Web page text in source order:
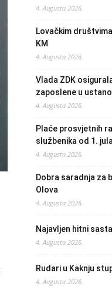
4. Augusta 2026.
Lovačkim
KM
4. Augusta 2026.
Vlada ZDK
zaposlene u
4. Augusta 2026.
Plaće prosvjetnih
službenika od 1.
4. Augusta 2026.
Dobra saradnja za
Olova
4. Augusta 2026.
Najavljen hitni
4. Augusta 2026.
Rudari u Kaknju
4. Augusta 2026.